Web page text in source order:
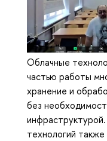
Облачные
частью работы
хранение и
без
технологий